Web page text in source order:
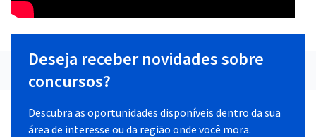
Deseja receber novidades sobre
concursos?
Descubra as oportunidades disponíveis dentro da sua
área de interesse ou da região onde você mora.